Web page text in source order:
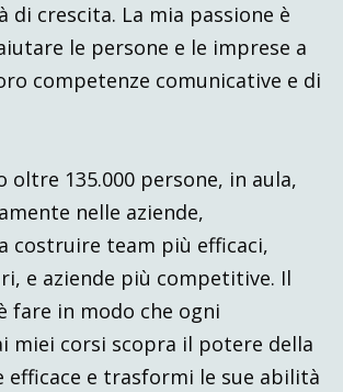
crescita. La mia passione è
le persone e le imprese a
competenze comunicative e di
oltre 135.000 persone, in aula,
nelle aziende,
costruire team più efficaci,
e aziende più competitive. Il
fare in modo che ogni
miei corsi scopra il potere della
efficace e trasformi le sue abilità